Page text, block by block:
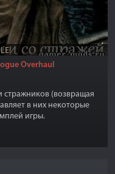
Overhaul
стражников (возвращая
в них некоторые
игры.